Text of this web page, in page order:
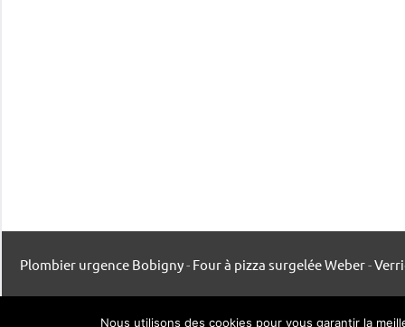
Plombier urgence Bobigny- Four à pizza surgelée Weber-
Nous utilisons des cookies pour vous garantir la